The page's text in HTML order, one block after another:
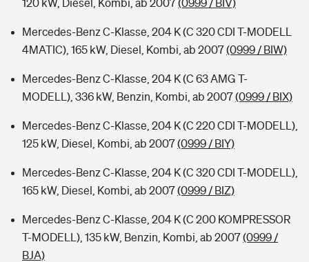
120 kW, Diesel, Kombi, ab 2007(0999 / BIV)
Mercedes-Benz C-Klasse, 204 K (C 320 CDI T-MODELL
4MATIC), 165 kW, Diesel, Kombi, ab 2007(0999 / BIW)
Mercedes-Benz C-Klasse, 204 K (C 63 AMG T-
MODELL), 336 kW, Benzin, Kombi, ab 2007(0999 / BIX)
Mercedes-Benz C-Klasse, 204 K (C 220 CDI T-MODELL),
125 kW, Diesel, Kombi, ab 2007(0999 / BIY)
Mercedes-Benz C-Klasse, 204 K (C 320 CDI T-MODELL),
165 kW, Diesel, Kombi, ab 2007(0999 / BIZ)
Mercedes-Benz C-Klasse, 204 K (C 200 KOMPRESSOR
T-MODELL), 135 kW, Benzin, Kombi, ab 2007(0999 /
BJA)